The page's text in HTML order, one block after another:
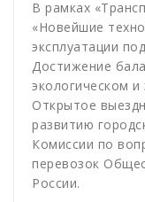
В рамках
«Новейшие
эксплуатации
Достижение
экологическом и
Открытое
развитию
Комиссии по
перевозок
России.